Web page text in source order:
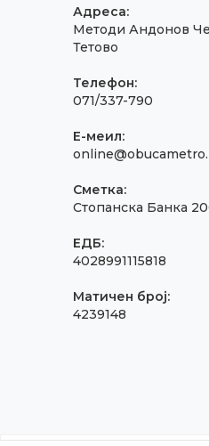
Адреса:
Методи Андонов
Тетово
Телефон:
071/337-790
E-меил:
Сметка:
Стопанска Банка
ЕДБ:
4028991115818
Матичен број:
4239148